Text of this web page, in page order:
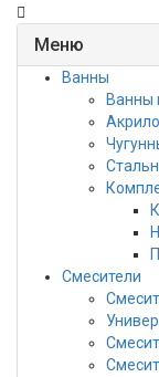
Меню
Ванны
Ванны
Смесители